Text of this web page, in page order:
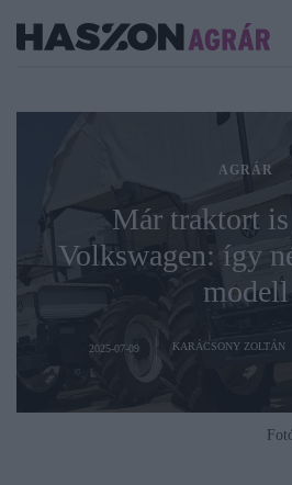
AGRÁR
Már traktort
Volkswagen: így
modell
2025-07-09 KARÁCSONY ZOLTÁN